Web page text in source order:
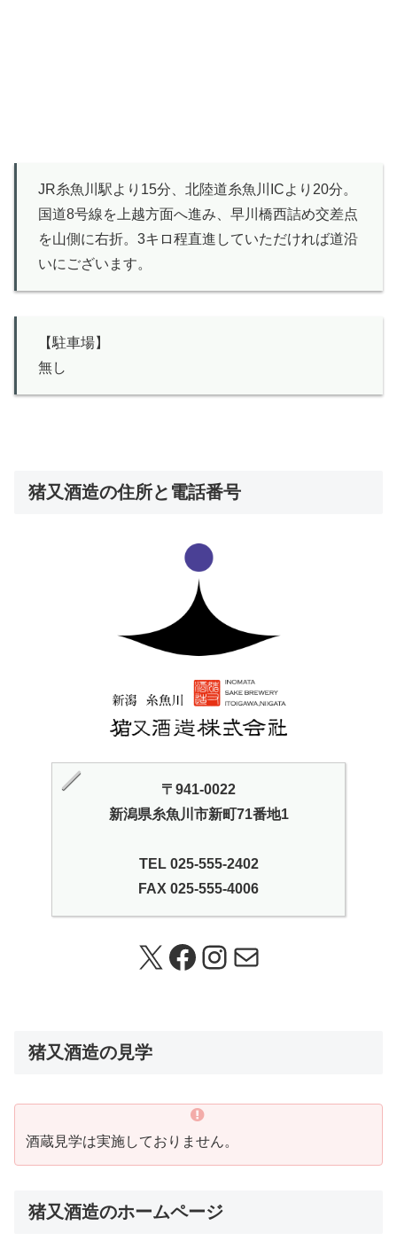
JR糸魚川駅より15分、北陸道糸魚川ICより20分。
国道8号線を上越方面へ進み、早川橋西詰め交差点
を山側に右折。3キロ程直進していただければ道沿
いにございます。
【駐車場】
無し
猪又酒造の住所と電話番号
〒941-0022
新潟県糸魚川市新町71番地1
TEL 025-555-2402
FAX 025-555-4006
X Facebook
Instagram
メール
猪又酒造の見学
酒蔵見学は実施しておりません。
猪又酒造のホームページ